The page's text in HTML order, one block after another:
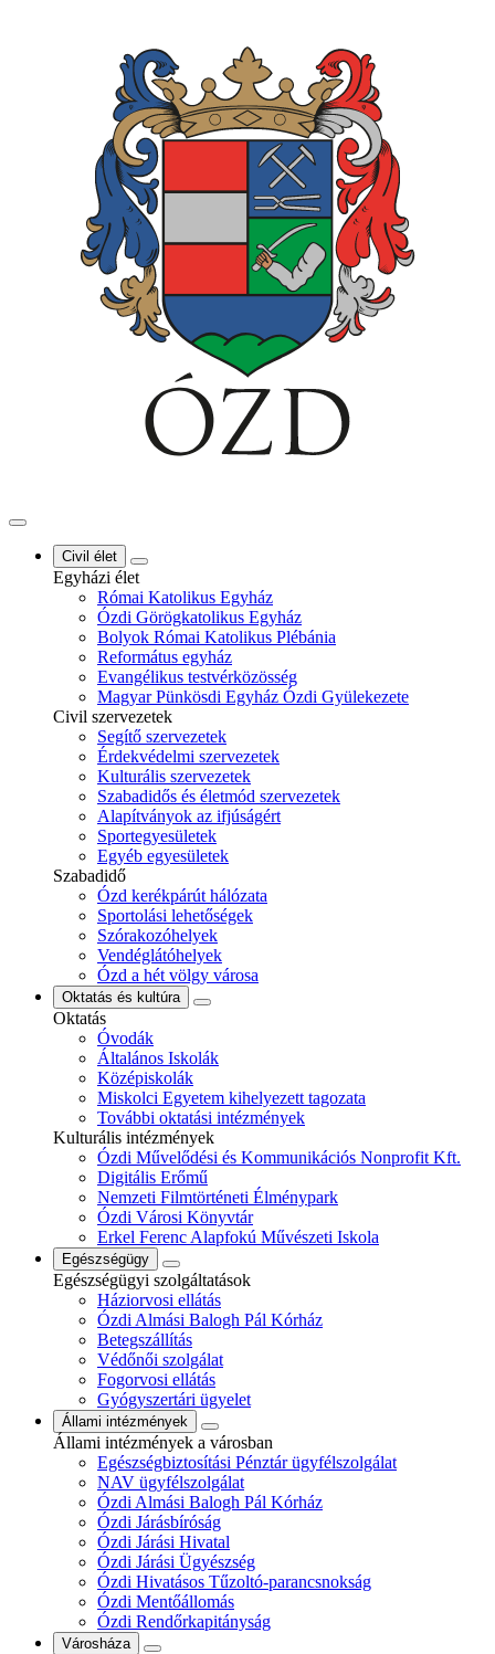
Civil élet
Egyházi élet
Római Katolikus Egyház
Ózdi Görögkatolikus Egyház
Bolyok Római Katolikus Plébánia
Református egyház
Evangélikus testvérközösség
Magyar Pünkösdi Egyház Ózdi Gyülekezete
Civil szervezetek
Segítő szervezetek
Érdekvédelmi szervezetek
Kulturális szervezetek
Szabadidős és életmód szervezetek
Alapítványok az ifjúságért
Sportegyesületek
Egyéb egyesületek
Szabadidő
Ózd kerékpárút hálózata
Sportolási lehetőségek
Szórakozóhelyek
Vendéglátóhelyek
Ózd a hét völgy városa
Oktatás és kultúra
Oktatás
Óvodák
Általános Iskolák
Középiskolák
Miskolci Egyetem kihelyezett tagozata
További oktatási intézmények
Kulturális intézmények
Ózdi Művelődési és Kommunikációs Nonprofit Kft.
Digitális Erőmű
Nemzeti Filmtörténeti Élménypark
Ózdi Városi Könyvtár
Erkel Ferenc Alapfokú Művészeti Iskola
Egészségügy
Egészségügyi szolgáltatások
Háziorvosi ellátás
Ózdi Almási Balogh Pál Kórház
Betegszállítás
Védőnői szolgálat
Fogorvosi ellátás
Gyógyszertári ügyelet
Állami intézmények
Állami intézmények a városban
Egészségbiztosítási Pénztár ügyfélszolgálat
NAV ügyfélszolgálat
Ózdi Almási Balogh Pál Kórház
Ózdi Járásbíróság
Ózdi Járási Hivatal
Ózdi Járási Ügyészség
Ózdi Hivatásos Tűzoltó-parancsnokság
Ózdi Mentőállomás
Ózdi Rendőrkapitányság
Városháza